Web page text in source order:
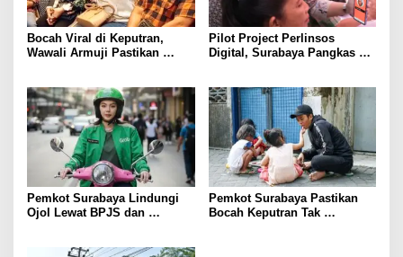
Bocah Viral di Keputran,
Wawali Armuji Pastikan
Pilot Project Perlinsos
Digital, Surabaya Pangkas
Pemkot Surabaya Lindungi
Ojol Lewat BPJS dan
Pemkot Surabaya Pastikan
Bocah Keputran Tak